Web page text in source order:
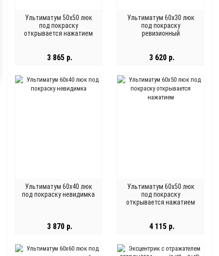
Ультиматум 50x50 люк
под покраску
открывается нажатием
3 865 р.
Ультиматум 60x30 люк
под покраску
ревизионный
3 620 р.
Ультиматум 60x40 люк
под покраску невидимка
3 870 р.
Ультиматум 60x50 люк
под покраску
открывается нажатием
4 115 р.